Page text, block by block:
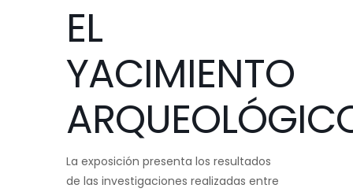
EL
YACIMIENTO
La exposición presenta los resultados
de las investigaciones realizadas entre